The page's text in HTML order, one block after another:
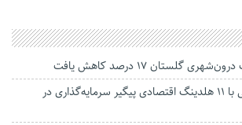
گلستان ۱۷ درصد کاهش یافت
استاندار: بابک زنجانی با ۱۱ هلدینگ اقتصادی پیگیر سرمایه‌گذاری در